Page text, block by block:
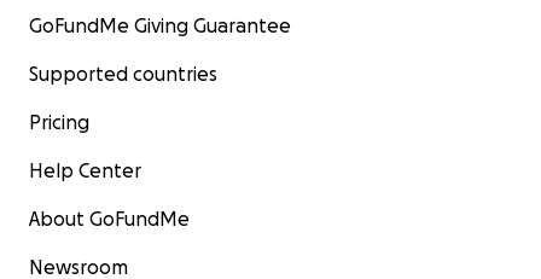
GoFundMe Giving Guarantee
Supported countries
Pricing
Help Center
About GoFundMe
Newsroom